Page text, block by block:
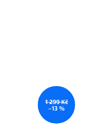
1 299 Kč
–13 %